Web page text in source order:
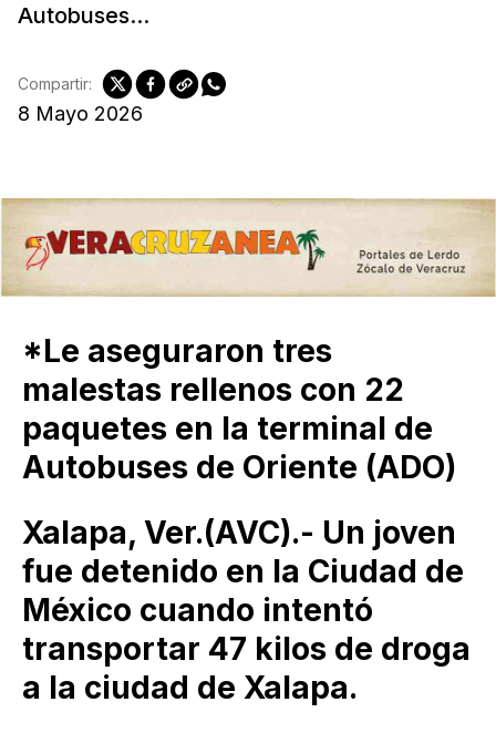
Autobuses...
8 Mayo 2026
Compartir:
*Le aseguraron tres
malestas rellenos con 22
paquetes en la terminal de
Autobuses de Oriente (ADO)
Xalapa, Ver.(AVC).- Un joven
fue detenido en la Ciudad de
México cuando intentó
transportar 47 kilos de droga
a la ciudad de Xalapa.